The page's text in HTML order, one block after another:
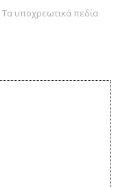
Τα υποχρεωτικά πεδία